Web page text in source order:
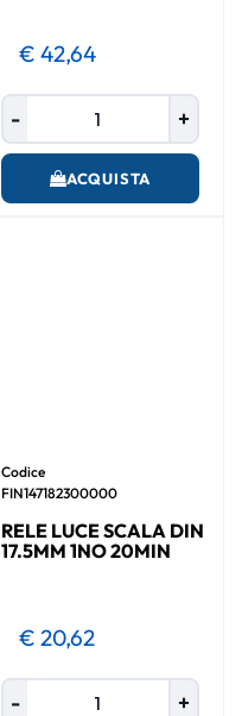
€ 42,64
ACQUISTA
Codice
FIN147182300000
RELE LUCE SCALA DIN
17.5MM 1NO 20MIN
€ 20,62